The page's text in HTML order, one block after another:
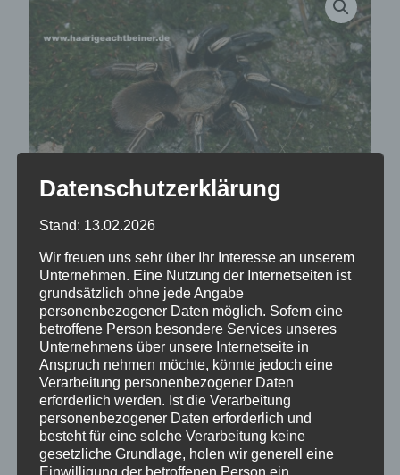
Ephebopus murinus
20,00€
2.-3.FH
Ephebopus
murinus
Datenschutzerklärung
Stand: 13.02.2026
Wir freuen uns sehr über Ihr Interesse an unserem
Unternehmen. Eine Nutzung der Internetseiten ist
grundsätzlich ohne jede Angabe
personenbezogener Daten möglich. Sofern eine
betroffene Person besondere Services unseres
Unternehmens über unsere Internetseite in
Anspruch nehmen möchte, könnte jedoch eine
Verarbeitung personenbezogener Daten
erforderlich werden. Ist die Verarbeitung
personenbezogener Daten erforderlich und
besteht für eine solche Verarbeitung keine
gesetzliche Grundlage, holen wir generell eine